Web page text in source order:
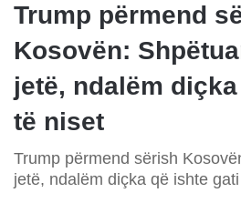
Trump përmend
Kosovën:
jetë, ndalëm
të niset
Trump përmend sërish
jetë, ndalëm diçka që ishte